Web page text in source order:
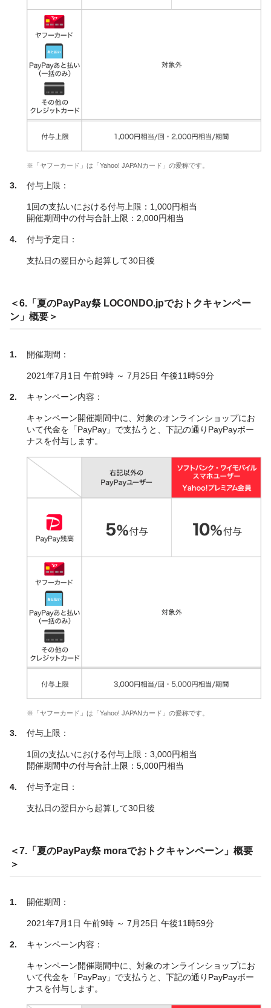
※「ヤフーカード」は「Yahoo! JAPANカード」の愛称です。
付与上限：
1回の支払いにおける付与上限：1,000円相当
開催期間中の付与合計上限：2,000円相当
付与予定日：
支払日の翌日から起算して30日後
＜6.「夏のPayPay祭 LOCONDO.jpでおトクキャンペー
ン」概要＞
開催期間：
2021年7月1日 午前9時 ～ 7月25日 午後11時59分
キャンペーン内容：
キャンペーン開催期間中に、対象のオンラインショップにお
いて代金を「PayPay」で支払うと、下記の通りPayPayボー
ナスを付与します。
※「ヤフーカード」は「Yahoo! JAPANカード」の愛称です。
付与上限：
1回の支払いにおける付与上限：3,000円相当
開催期間中の付与合計上限：5,000円相当
付与予定日：
支払日の翌日から起算して30日後
＜7.「夏のPayPay祭 moraでおトクキャンペーン」概要
＞
開催期間：
2021年7月1日 午前9時 ～ 7月25日 午後11時59分
キャンペーン内容：
キャンペーン開催期間中に、対象のオンラインショップにお
いて代金を「PayPay」で支払うと、下記の通りPayPayボー
ナスを付与します。